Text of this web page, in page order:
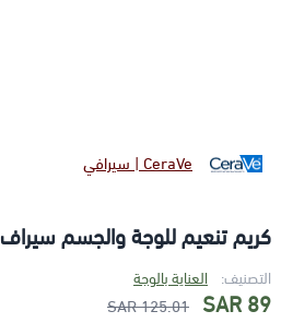
CeraVe | سيرافي
كريم تنعيم للوجة والجسم سيراف 340 مل
التصنيف: العناية بالوجة
89 SAR
125.01 SAR